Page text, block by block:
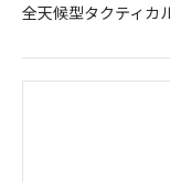
全天候型タクティカ